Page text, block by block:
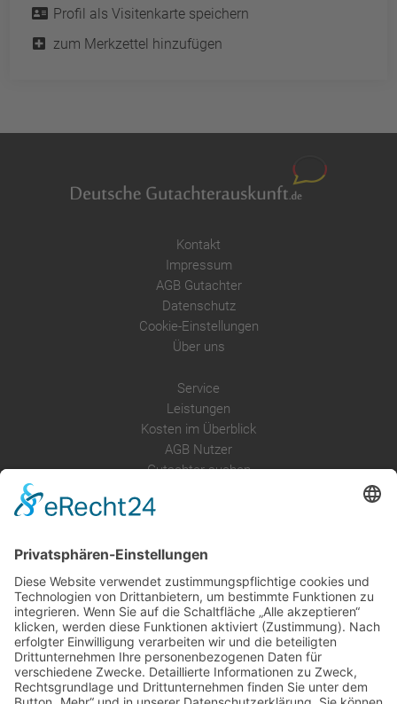
powered by Usercentrics Consent
Management Platform
Profil als Visitenkarte speichern
zum Merkzettel hinzufügen
Kontakt
Impressum
AGB Gutachter
Datenschutz
Cookie-Einstellungen
Über uns
Service
Leistungen
Kosten im Überblick
AGB Nutzer
Gutachter suchen
Anfrage
Partner: Der DGuSV
als Gutachter eintragen
Infos für Suchende